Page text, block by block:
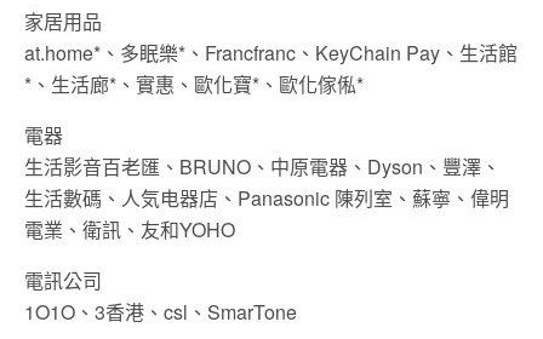
家居用品
at.home*、多眠樂*、Francfranc、KeyChain Pay、生活館
*、生活廊*、實惠、歐化寶*、歐化傢俬*
電器
生活影音百老匯、BRUNO、中原電器、Dyson、豐澤、
生活數碼、人気电器店、Panasonic 陳列室、蘇寧、偉明
電業、衛訊、友和YOHO
電訊公司
1O1O、3香港、csl、SmarTone